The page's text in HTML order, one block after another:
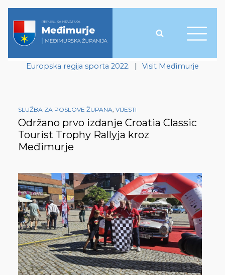
Europska regija sporta 2022. | Visit Međimurje
SLUŽBA ZA POSLOVE ŽUPANA, VIJESTI
Održano prvo izdanje Croatia Classic
Tourist Trophy Rallyja kroz
Međimurje